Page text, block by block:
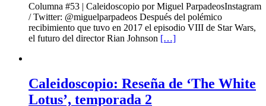
Columna #53 | Caleidoscopio por Miguel ParpadeosInstagram
/ Twitter: @miguelparpadeos Después del polémico
recibimiento que tuvo en 2017 el episodio VIII de Star Wars,
el futuro del director Rian Johnson […]
Caleidoscopio: Reseña de ‘The White
Lotus’, temporada 2